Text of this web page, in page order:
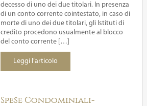
decesso di uno dei due titolari. In presenza
di un conto corrente cointestato, in caso di
morte di uno dei due titolari, gli Istituti di
credito procedono usualmente al blocco
del conto corrente […]
Leggi l’articolo
Spese Condominiali-